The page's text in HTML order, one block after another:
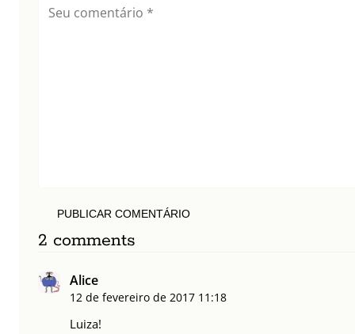
PUBLICAR COMENTÁRIO
2 comments
Alice
12 de fevereiro de 2017 11:18
Luiza!